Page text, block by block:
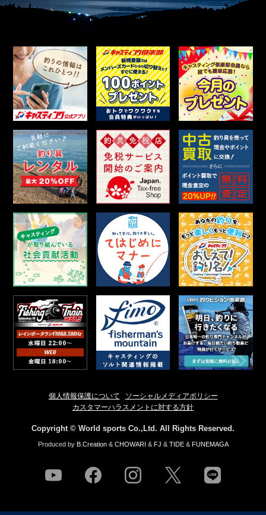
個人情報保護について
ソーシャルメディアポリシー
カスタマーハラスメントに対する方針
Copyright © World sports Co.,Ltd. All Rights Reserved.
Produced by B.Creation& CHOWARI & FJ & TIDE& FUNEMAGA
youtube facebook instagram line